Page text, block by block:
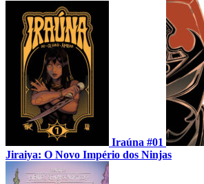
Iraúna #01
Jiraiya: O Novo Império dos Ninjas